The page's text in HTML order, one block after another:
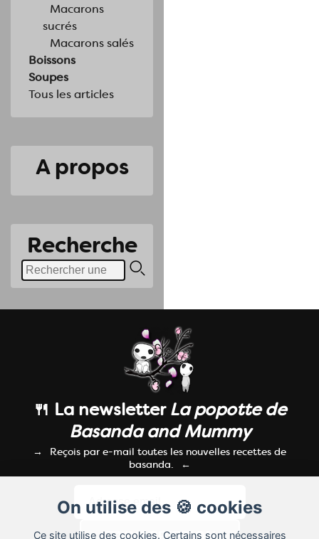
Macarons
sucrés
Macarons salés
Boissons
Soupes
Tous les articles
A propos
Recherche
On utilise des 🍪 cookies
Ce site utilise des cookies. Certains sont nécessaires
🍴 La newsletterLa popotte de
Basanda and Mummy
Reçois par e-mail toutes les nouvelles recettes de
basanda.